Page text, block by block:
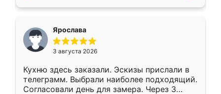
Ярослава
3 августа 2026
Кухню здесь заказали. Эскизы прислали в
телеграмм. Выбрали наиболее подходящий.
Согласовали день для замера. Через 3